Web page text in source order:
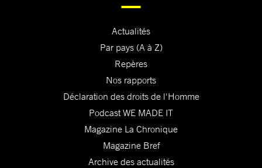
Actualités
Par pays (A à Z)
Repères
Nos rapports
Déclaration des droits de l'Homme
Podcast WE MADE IT
Magazine La Chronique
Magazine Bref
Archive des actualités